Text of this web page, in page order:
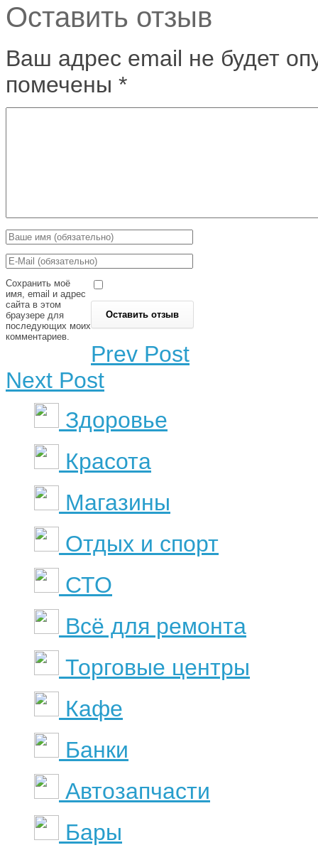
Оставить отзыв
Ваш адрес email не будет
помечены *
Сохранить моё
имя, email и адрес
сайта в этом
браузере для
последующих моих
комментариев.
Prev Post
Next Post
Здоровье
Красота
Магазины
Отдых и спорт
СТО
Всё для ремонта
Торговые центры
Кафе
Банки
Автозапчасти
Бары